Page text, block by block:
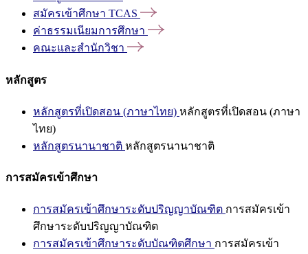
สมัครเข้าศึกษา TCAS
ค่าธรรมเนียมการศึกษา
คณะและสำนักวิชา
หลักสูตร
หลักสูตรที่เปิดสอน (ภาษาไทย) หลักสูตรที่เปิดสอน (ภาษา
ไทย)
หลักสูตรนานาชาติ หลักสูตรนานาชาติ
การสมัครเข้าศึกษา
การสมัครเข้าศึกษาระดับปริญญาบัณฑิต การสมัครเข้า
ศึกษาระดับปริญญาบัณฑิต
การสมัครเข้าศึกษาระดับบัณฑิตศึกษา การสมัครเข้า